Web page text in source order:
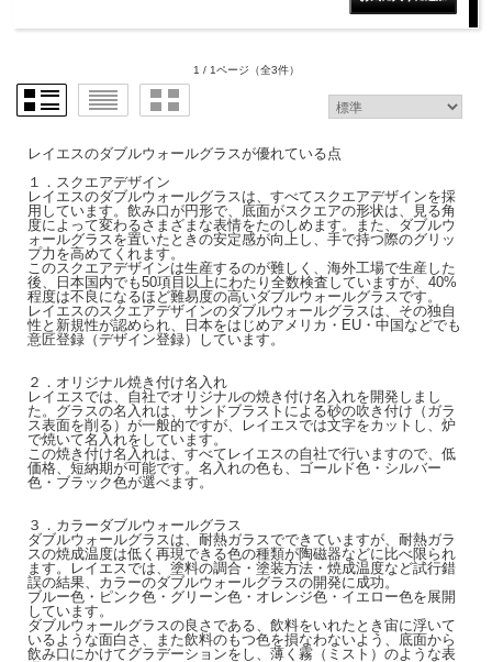
1 / 1ページ （全3件）
レイエスのダブルウォールグラスが優れている点
１．スクエアデザイン
レイエスのダブルウォールグラスは、すべてスクエアデザインを採
用しています。飲み口が円形で、底面がスクエアの形状は、見る角
度によって変わるさまざまな表情をたのしめます。また、ダブルウ
ォールグラスを置いたときの安定感が向上し、手で持つ際のグリッ
プ力を高めてくれます。
このスクエアデザインは生産するのが難しく、海外工場で生産した
後、日本国内でも50項目以上にわたり全数検査していますが、40%
程度は不良になるほど難易度の高いダブルウォールグラスです。
レイエスのスクエアデザインのダブルウォールグラスは、その独自
性と新規性が認められ、日本をはじめアメリカ・EU・中国などでも
意匠登録（デザイン登録）しています。
２．オリジナル焼き付け名入れ
レイエスでは、自社でオリジナルの焼き付け名入れを開発しまし
た。グラスの名入れは、サンドブラストによる砂の吹き付け（ガラ
ス表面を削る）が一般的ですが、レイエスでは文字をカットし、炉
で焼いて名入れをしています。
この焼き付け名入れは、すべてレイエスの自社で行いますので、低
価格、短納期が可能です。名入れの色も、ゴールド色・シルバー
色・ブラック色が選べます。
３．カラーダブルウォールグラス
ダブルウォールグラスは、耐熱ガラスでできていますが、耐熱ガラ
スの焼成温度は低く再現できる色の種類が陶磁器などに比べ限られ
ます。レイエスでは、塗料の調合・塗装方法・焼成温度など試行錯
誤の結果、カラーのダブルウォールグラスの開発に成功。
ブルー色・ピンク色・グリーン色・オレンジ色・イエロー色を展開
しています。
ダブルウォールグラスの良さである、飲料をいれたとき宙に浮いて
いるような面白さ、また飲料のもつ色を損なわないよう、底面から
飲み口にかけてグラデーションをし、薄く霧（ミスト）のような表